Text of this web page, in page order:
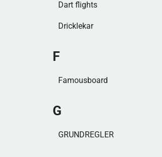
Dart flights
Dricklekar
F
Famousboard
G
GRUNDREGLER